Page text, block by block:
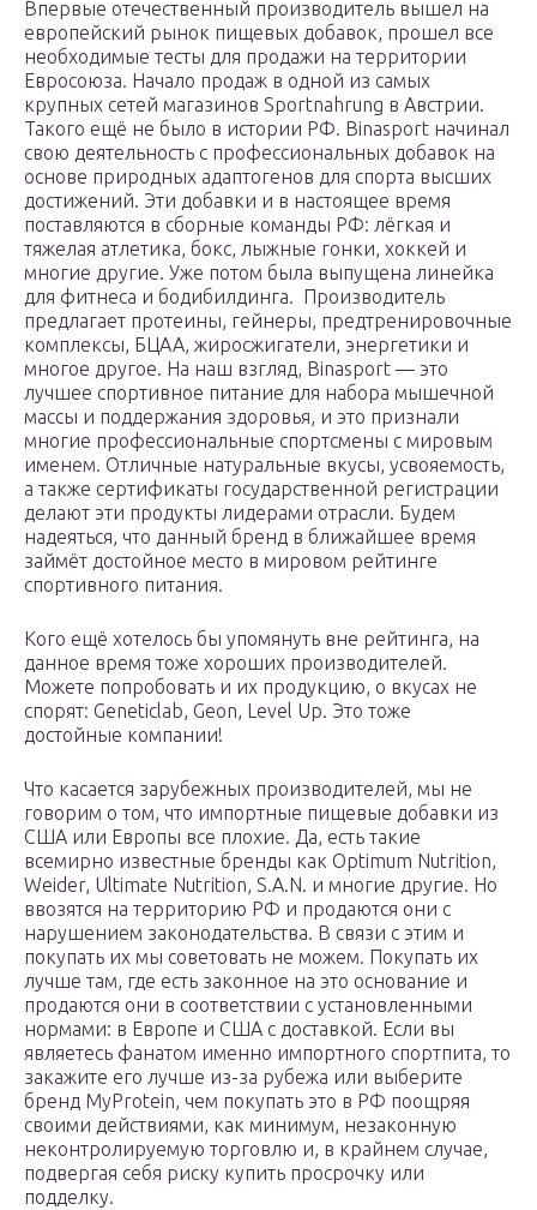
Впервые отечественный производитель вышел на
европейский рынок пищевых добавок, прошел все
необходимые тесты для продажи на территории
Евросоюза. Начало продаж в одной из самых
крупных сетей магазинов Sportnahrung в Австрии.
Такого ещё не было в истории РФ. Binasport начинал
свою деятельность с профессиональных добавок на
основе природных адаптогенов для спорта высших
достижений. Эти добавки и в настоящее время
поставляются в сборные команды РФ: лёгкая и
тяжелая атлетика, бокс, лыжные гонки, хоккей и
многие другие. Уже потом была выпущена линейка
для фитнеса и бодибилдинга. Производитель
предлагает протеины, гейнеры, предтренировочные
комплексы, БЦАА, жиросжигатели, энергетики и
многое другое. На наш взгляд, Binasport — это
лучшее спортивное питание для набора мышечной
массы и поддержания здоровья, и это признали
многие профессиональные спортсмены с мировым
именем. Отличные натуральные вкусы, усвояемость,
а также сертификаты государственной регистрации
делают эти продукты лидерами отрасли. Будем
надеяться, что данный бренд в ближайшее время
займёт достойное место в мировом рейтинге
спортивного питания.
Кого ещё хотелось бы упомянуть вне рейтинга, на
данное время тоже хороших производителей.
Можете попробовать и их продукцию, о вкусах не
спорят: Geneticlab, Geon, Level Up. Это тоже
достойные компании!
Что касается зарубежных производителей, мы не
говорим о том, что импортные пищевые добавки из
США или Европы все плохие. Да, есть такие
всемирно известные бренды как Optimum Nutrition,
Weider, Ultimate Nutrition, S.A.N. и многие другие. Но
ввозятся на территорию РФ и продаются они с
нарушением законодательства. В связи с этим и
покупать их мы советовать не можем. Покупать их
лучше там, где есть законное на это основание и
продаются они в соответствии с установленными
нормами: в Европе и США с доставкой. Если вы
являетесь фанатом именно импортного спортпита, то
закажите его лучше из-за рубежа или выберите
бренд MyProtein, чем покупать это в РФ поощряя
своими действиями, как минимум, незаконную
неконтролируемую торговлю и, в крайнем случае,
подвергая себя риску купить просрочку или
подделку.